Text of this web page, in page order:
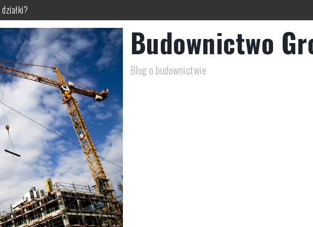
wybór?
dla niższych budynków
w ogrodzie
budynku?
Budownictwo
Blog o budownictwie